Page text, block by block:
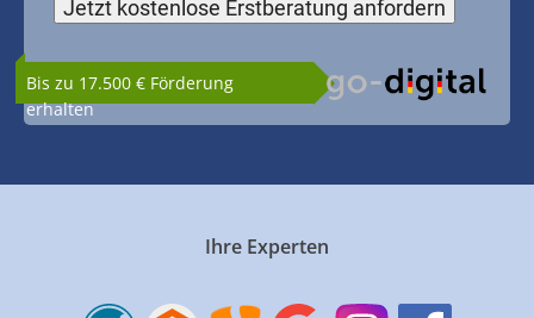
Bis zu 17.500 € Förderung
erhalten
Ihre Experten